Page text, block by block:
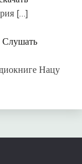
[…]
Слушать
Нацу